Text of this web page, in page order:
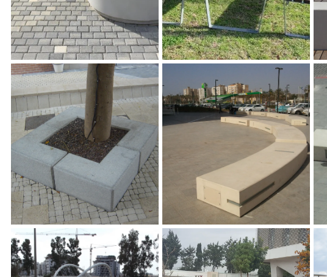
ספסל ושולחן, דגם טקסס
ספסלי סיאטל, פארק אריאל
שרון, קריית ביאליק
ספסל סהר מואר אלמנט ספסל